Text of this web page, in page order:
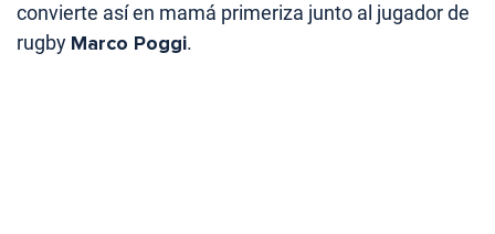
convierte así en mamá primeriza junto al jugador de
rugby Marco Poggi.